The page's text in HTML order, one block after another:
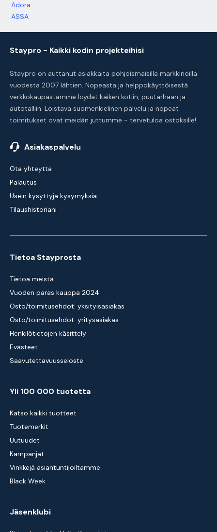
Adora
ASSA
Staypro - Kaikki kodin projekteihisi
Staypro on auttanut asiakkaita pohjoismaisilla markkinoilla
vuodesta 2007 lähtien. Nopeasta ja helppokäyttöisestä
verkkokaupastamme löydät kaiken kotiin, puutarhaan ja
autotalliin. Loistava suomenkielinen palvelu ja nopeat
toimitukset ovat meidän juttumme - tervetuloa ostoksille!
Asiakaspalvelu
Ota yhteyttä
Palautus
Usein kysyttyjä kysymyksiä
Tilaushistoriani
Tietoa Stayprosta
Tietoa meistä
Vuoden paras kauppa 2024
Osto/toimitusehdot: yksityisasiakas
Osto/toimitusehdot: yritysasiakas
Henkilötietojen käsittely
Evästeet
Saavutettavuusseloste
Yli 100 000 tuotetta
Katso kaikki tuotteet
Tuotemerkit
Uutuudet
Kampanjat
Vinkkejä asiantuntijoiltamme
Black Week
Jäsenklubi